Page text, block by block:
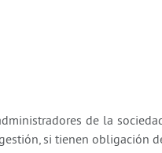
de la
si tienen obligación